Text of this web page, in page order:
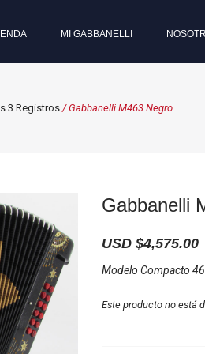
MI GABBANELLI
3 Registros / Gabbanelli M463 Negro
Gabbanelli
USD $4,575.00
Modelo Compacto
Este producto no está